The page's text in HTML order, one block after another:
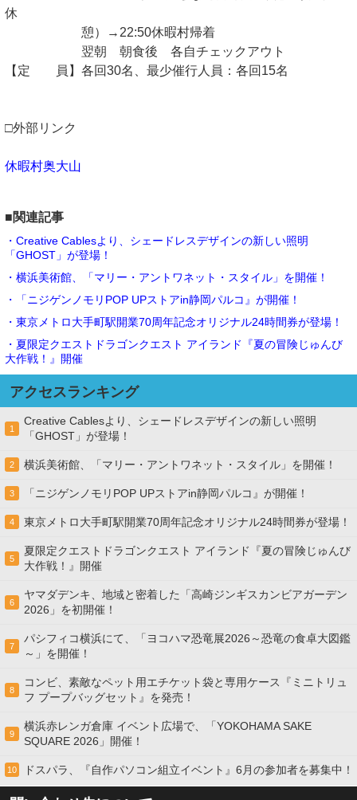
休
憩）→22:50休暇村帰着
翌朝 朝食後 各自チェックアウト
【定 員】各回30名、最少催行人員：各回15名
□外部リンク
休暇村奥大山
■関連記事
・Creative Cablesより、シェードレスデザインの新しい照明
「GHOST」が登場！
・横浜美術館、「マリー・アントワネット・スタイル」を開催！
・「ニジゲンノモリPOP UPストアin静岡パルコ』が開催！
・東京メトロ大手町駅開業70周年記念オリジナル24時間券が登場！
・夏限定クエストドラゴンクエスト アイランド『夏の冒険じゅんび
大作戦！』開催
アクセスランキング
1
Creative Cablesより、シェードレスデザインの新しい照明
「GHOST」が登場！
2 横浜美術館、「マリー・アントワネット・スタイル」を開催！
3 「ニジゲンノモリPOP UPストアin静岡パルコ』が開催！
4 東京メトロ大手町駅開業70周年記念オリジナル24時間券が登場！
5
夏限定クエストドラゴンクエスト アイランド『夏の冒険じゅんび
大作戦！』開催
6
ヤマダデンキ、地域と密着した「高崎ジンギスカンビアガーデン
2026」を初開催！
7
パシフィコ横浜にて、「ヨコハマ恐竜展2026～恐竜の食卓大図鑑
～」を開催！
8
コンビ、素敵なペット用エチケット袋と専用ケース『ミニトリュ
フ プープバッグセット』を発売！
9
横浜赤レンガ倉庫 イベント広場で、「YOKOHAMA SAKE
SQUARE 2026」開催！
10 ドスパラ、『自作パソコン組立イベント』6月の参加者を募集中！